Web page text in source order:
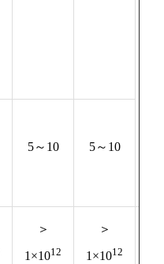
5～10 5～10
＞
1×1012
＞
1×1012